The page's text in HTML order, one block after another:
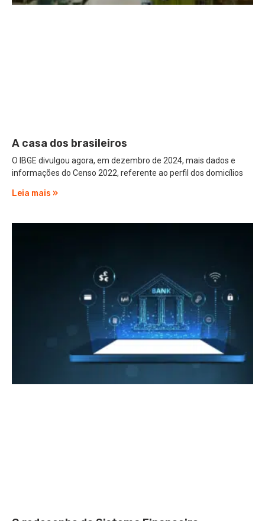
A casa dos brasileiros
O IBGE divulgou agora, em dezembro de 2024, mais dados e
informações do Censo 2022, referente ao perfil dos domicílios
Leia mais »